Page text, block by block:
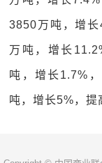
3850万吨，增
万吨，增长
吨，增长1.7%
吨，增长5%，提